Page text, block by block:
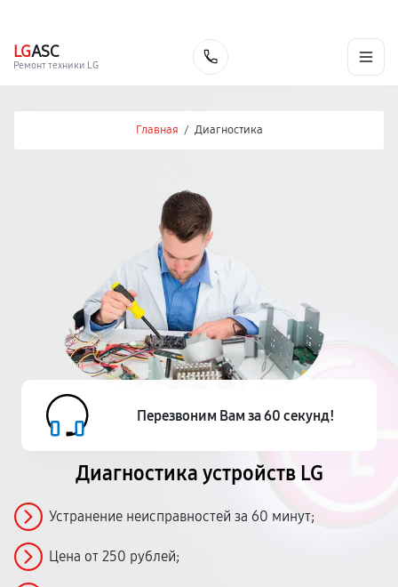
LGASC
Ремонт техники LG
Главная / Диагностика
Диагностика устройств LG
Устранение неисправностей за 60 минут;
Цена от 250 рублей;
Перезвоним Вам за 60 секунд!